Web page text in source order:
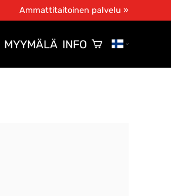
Ammattitaitoinen palvelu »
MYYMÄLÄ INFO